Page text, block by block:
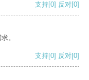
支持[0] 反对[0]
。
支持[0] 反对[0]